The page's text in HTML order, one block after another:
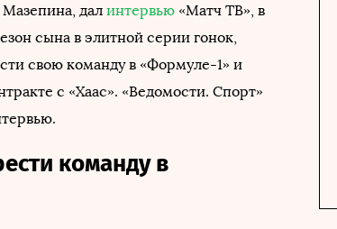
дал интервью «Матч ТВ», в
сына в элитной серии гонок,
свою команду в «Формуле-1» и
с «Хаас». «Ведомости. Спорт»
команду в